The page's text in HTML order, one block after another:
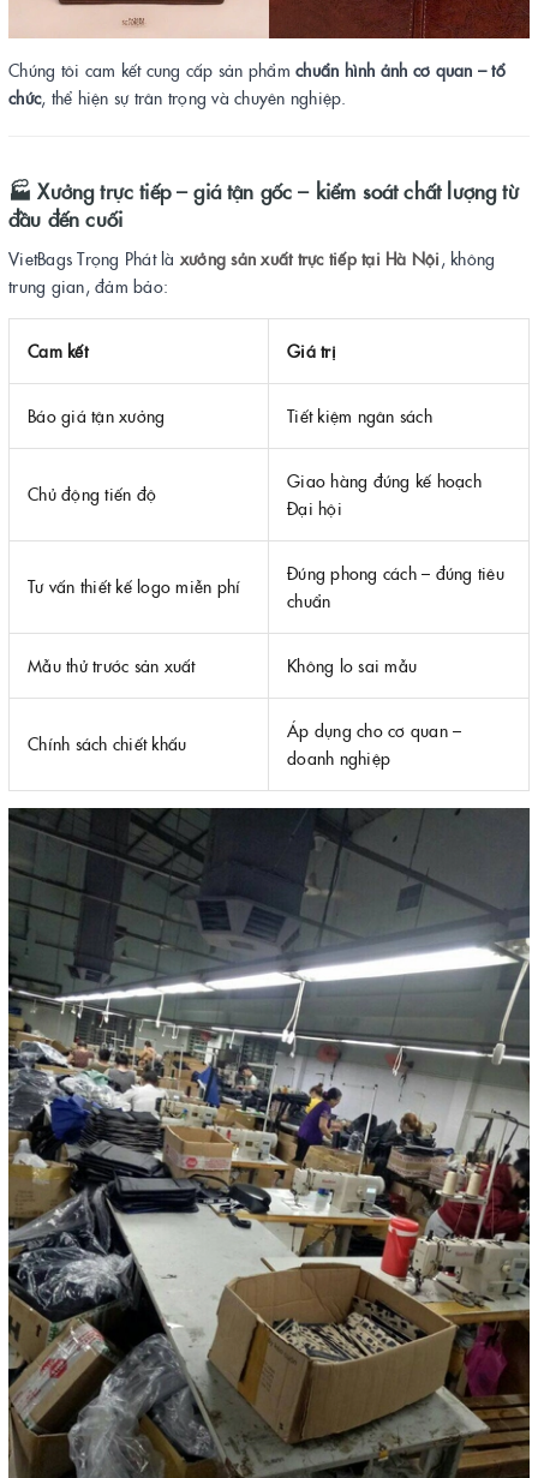
Chúng tôi cam kết cung cấp sản phẩm chuẩn hình ảnh cơ quan – tổ
chức, thể hiện sự trân trọng và chuyên nghiệp.
🏭Xưởng trực tiếp – giá tận gốc – kiểm soát chất lượng từ
đầu đến cuối
VietBags Trọng Phát làxưởng sản xuất trực tiếp tại Hà Nội, không
trung gian, đảm bảo:
Cam kết Giá trị
Báo giá tận xưởng Tiết kiệm ngân sách
Chủ động tiến độ
Giao hàng đúng kế hoạch
Đại hội
Tư vấn thiết kế logo miễn phí
Đúng phong cách – đúng tiêu
chuẩn
Mẫu thử trước sản xuất Không lo sai mẫu
Chính sách chiết khấu
Áp dụng cho cơ quan –
doanh nghiệp